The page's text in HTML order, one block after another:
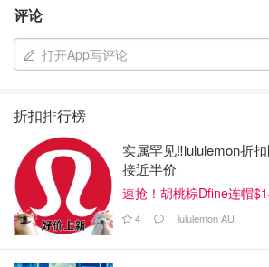
评论
打开App写评论
折扣排行榜
实属罕见‼️lululemon折
接近半价
速抢！胡桃棕Dfine连帽
4 lululemon AU